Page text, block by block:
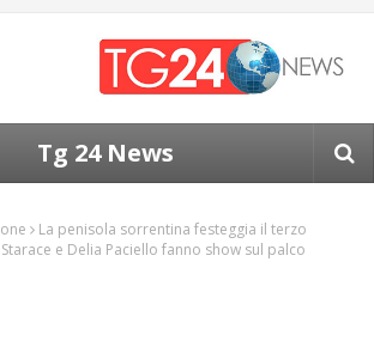
Tg 24 News
La penisola sorrentina festeggia il terzo
e Delia Paciello fanno show sul palco